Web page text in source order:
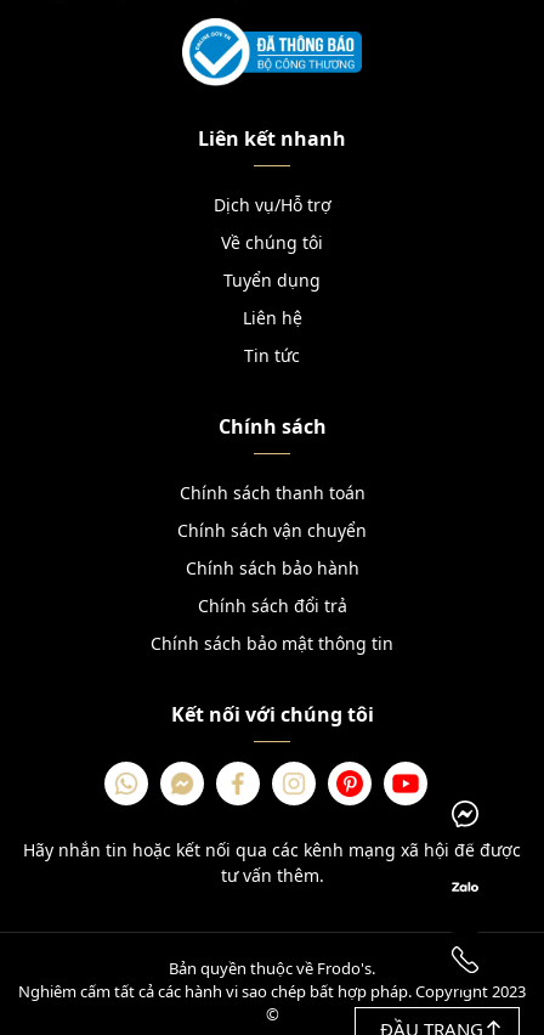
Liên kết nhanh
Dịch vụ/Hỗ trợ
Về chúng tôi
Tuyển dụng
Liên hệ
Tin tức
Chính sách
Chính sách thanh toán
Chính sách vận chuyển
Chính sách bảo hành
Chính sách đổi trả
Chính sách bảo mật thông tin
Kết nối với chúng tôi
Hãy nhắn tin hoặc kết nối qua các kênh mạng xã hội để được
tư vấn thêm.
Bản quyền thuộc về Frodo's.
Nghiêm cấm tất cả các hành vi sao chép bất hợp pháp. Copyright 2023
©
ĐẦU TRANG